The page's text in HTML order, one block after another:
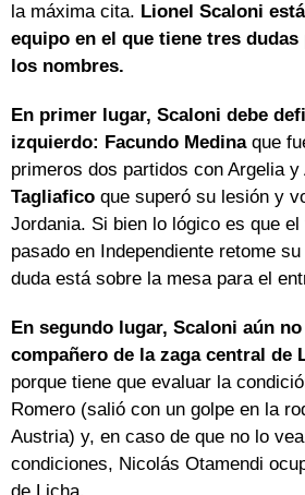
la máxima cita. Lionel Scaloni
equipo en el que tiene tres
los nombres.
En primer lugar, Scaloni debe
izquierdo: Facundo Medinaque
primeros dos partidos con Argelia y
Tagliafico que superó su lesión y
Jordania. Si bien lo lógico es que
pasado en Independiente retome
duda está sobre la mesa para el
En segundo lugar, Scaloni aún
compañero de la zaga central de
porque tiene que evaluar la
Romero (salió con un golpe en la
Austria) y, en caso de que no lo
condiciones, Nicolás Otamendi